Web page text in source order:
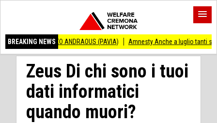
BREAKING NEWS
ANDRAOUS (PAVIA) Amnesty Anche a luglio tanti successi ed
Zeus Di chi sono i tuoi
dati informatici
quando muori?